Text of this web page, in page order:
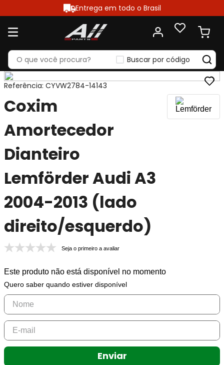
Entrega em todo o Brasil
Buscar por código
Referência: CYVW2784-14143
Coxim
Amortecedor
Dianteiro
Lemförder Audi A3
2004-2013 (lado
direito/esquerdo)
Seja o primeiro a avaliar
Este produto não está disponível no momento
Quero saber quando estiver disponível
Enviar